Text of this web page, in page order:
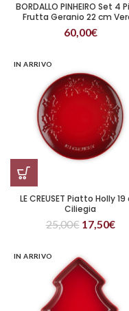
BORDALLO PINHEIRO Set 4
Frutta Geranio 22 cm
60,00€
IN ARRIVO
LE CREUSET Piatto Holly
Ciliegia
25,00€ 17,50€
IN ARRIVO